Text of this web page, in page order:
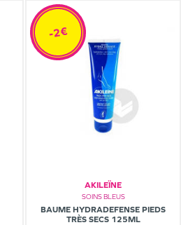
AKILEÏNE
SOINS BLEUS
BAUME HYDRADEFENSE PIEDS
TRÈS SECS 125ML
-2€